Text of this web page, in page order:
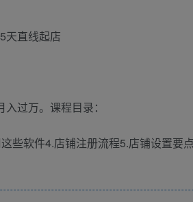
天直线起店
过万。课程目录：
些软件4.店铺注册流程5.店铺设置要